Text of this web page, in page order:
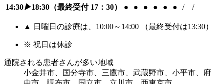
14:30▶18:30 （最終受付 17：30） ● ● ● ● ● ● / /
▲ 日曜日の診療は、10:00～14:00 （最終受付は13:30）
※ 祝日は休診
通院される患者さんが多い地域
小金井市、国分寺市、三鷹市、武蔵野市、小平市、府